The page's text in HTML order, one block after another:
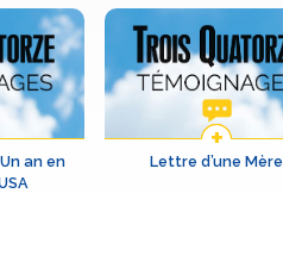
an en
Lettre d’une Mère